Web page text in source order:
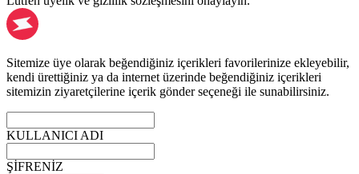
Sitemize üye olarak beğendiğiniz içerikleri favorilerinize ekleyebilir,
kendi ürettiğiniz ya da internet üzerinde beğendiğiniz içerikleri
sitemizin ziyaretçilerine içerik gönder seçeneği ile sunabilirsiniz.
KULLANICI ADI
ŞİFRENİZ